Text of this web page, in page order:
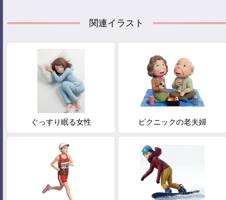
関連イラスト
ぐっすり眠る女性 ピクニックの老夫婦